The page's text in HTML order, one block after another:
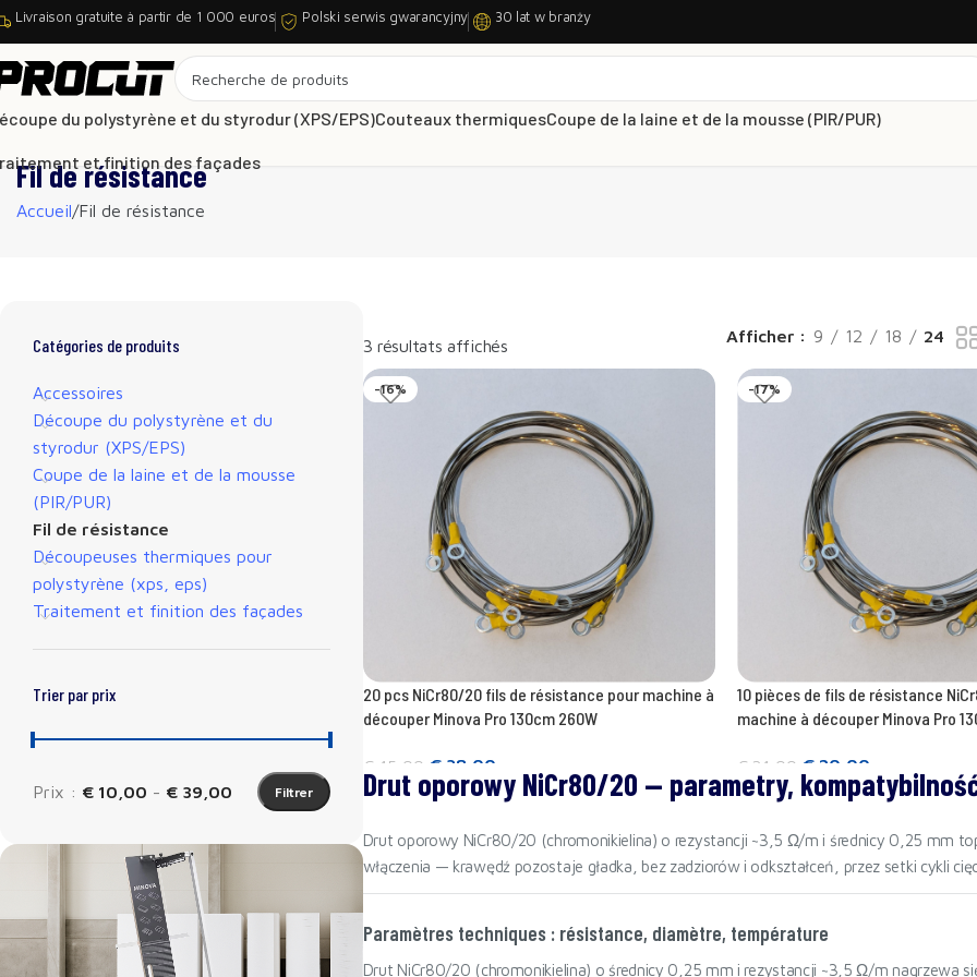
Livraison gratuite à partir de 1 000 euros Polski serwis gwarancyjny 30 lat w branży
du polystyrène et du styrodur (XPS/EPS)Couteaux thermiquesCoupe de la laine et de la mousse (PIR/PUR)
et finition des façades
Fil de résistance
Accueil Fil de résistance
Catégories de produits
Accessoires
Découpe du polystyrène et du
styrodur (XPS/EPS)
Coupe de la laine et de la mousse
(PIR/PUR)
Fil de résistance
Découpeuses thermiques pour
polystyrène (xps, eps)
Traitement et finition des façades
Trier par prix
Filtrer
Prix : € 10,00 - € 39,00
3 résultats affichés Afficher 9 12 18 24
-16%
20 pcs NiCr80/20 fils de résistance pour machine à
découper Minova Pro 130cm 260W
€ 45,00 €38,00
Ajouter au panier
-17%
10 pièces de fils de résistance
machine à découper Minova Pro
€ 24,00 € 20,00
Ajouter au panier
Drut oporowy NiCr80/20 — parametry,
Drut oporowy NiCr80/20 (chromonikielina) o rezystancji ~3,5 Ω/m i średnicy 0,25 mm
włączenia — krawędź pozostaje gładka, bez zadziorów i odkształceń, przez setki cykli
Paramètres techniques : résistance, diamètre, température
Drut NiCr80/20 (chromonikielina) o średnicy 0,25 mm i rezystancji ~3,5 Ω/m nagrzewa